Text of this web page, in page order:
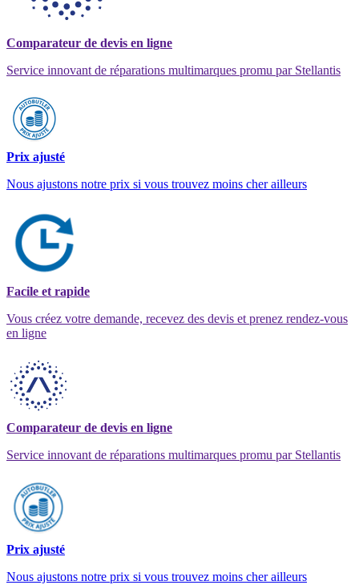
Comparateur de devis en ligne
Service innovant de réparations multimarques promu par Stellantis
Prix ajusté
Nous ajustons notre prix si vous trouvez moins cher ailleurs
Facile et rapide
Vous créez votre demande, recevez des devis et prenez rendez-vous
en ligne
Comparateur de devis en ligne
Service innovant de réparations multimarques promu par Stellantis
Prix ajusté
Nous ajustons notre prix si vous trouvez moins cher ailleurs